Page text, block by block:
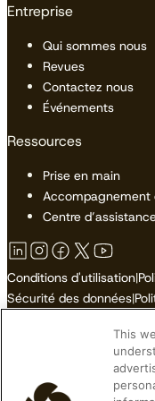
Entreprise
Qui sommes nous
Revues
Contactez nous
Événements
Ressources
Prise en main
Accompagnement
Centre
Conditions d'utilisation|
Sécurité des données|
Ne pas vendre ni This